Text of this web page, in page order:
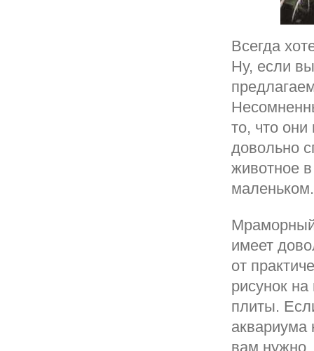
Всегда
Ну, если
то, что
довольно
животное
маленьком.
Мраморный
имеет
от
рисунок
плиты.
аквариума
вам нужно.